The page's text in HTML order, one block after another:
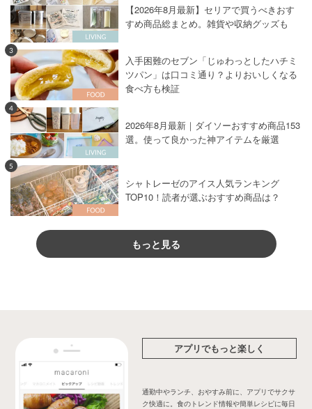
【2026年8月最新】セリアで買うべきおす
すめ商品総まとめ。雑貨や収納グッズも
3
入手困難のセブン「じゅわっとしたハチミ
ツパン」は口コミ通り？よりおいしくなる
食べ方も検証
4
2026年8月最新｜ダイソーおすすめ商品153
選。使って良かった神アイテムを厳選
5
シャトレーゼのアイス人気ランキング
TOP10！読者が選ぶおすすめ商品は？
もっと見る
アプリでもっと楽しく
通勤中やランチ、おやすみ前に、アプリでサクサ
ク快適に。食のトレンド情報や簡単レシピに毎日